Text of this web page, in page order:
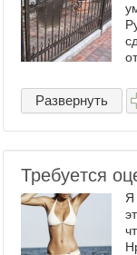
Развернуть
Требуeтся
Я